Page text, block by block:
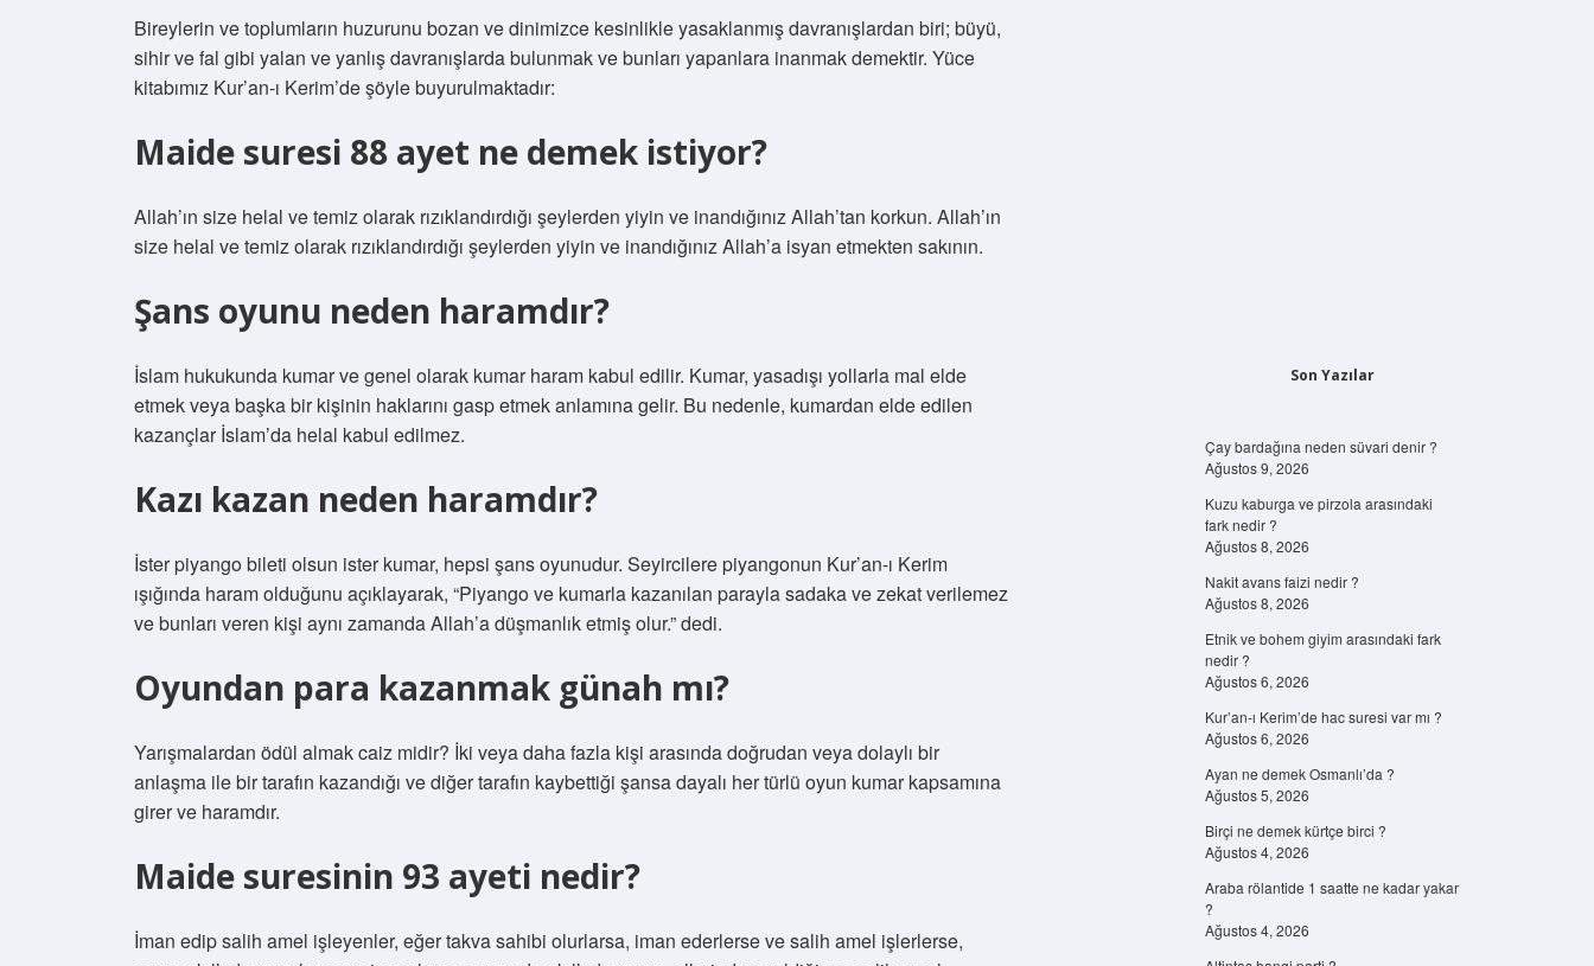
Bireylerin ve toplumların huzurunu bozan ve dinimizce kesinlikle yasaklanmış davranışlardan biri; büyü,
sihir ve fal gibi yalan ve yanlış davranışlarda bulunmak ve bunları yapanlara inanmak demektir. Yüce
kitabımız Kur’an-ı Kerim’de şöyle buyurulmaktadır:
Maide suresi 88 ayet ne demek istiyor?
Allah’ın size helal ve temiz olarak rızıklandırdığı şeylerden yiyin ve inandığınız Allah’tan korkun. Allah’ın
size helal ve temiz olarak rızıklandırdığı şeylerden yiyin ve inandığınız Allah’a isyan etmekten sakının.
Şans oyunu neden haramdır?
İslam hukukunda kumar ve genel olarak kumar haram kabul edilir. Kumar, yasadışı yollarla mal elde
etmek veya başka bir kişinin haklarını gasp etmek anlamına gelir. Bu nedenle, kumardan elde edilen
kazançlar İslam’da helal kabul edilmez.
Kazı kazan neden haramdır?
İster piyango bileti olsun ister kumar, hepsi şans oyunudur. Seyircilere piyangonun Kur’an-ı Kerim
ışığında haram olduğunu açıklayarak, “Piyango ve kumarla kazanılan parayla sadaka ve zekat verilemez
ve bunları veren kişi aynı zamanda Allah’a düşmanlık etmiş olur.” dedi.
Oyundan para kazanmak günah mı?
Yarışmalardan ödül almak caiz midir? İki veya daha fazla kişi arasında doğrudan veya dolaylı bir
anlaşma ile bir tarafın kazandığı ve diğer tarafın kaybettiği şansa dayalı her türlü oyun kumar kapsamına
girer ve haramdır.
Maide suresinin 93 ayeti nedir?
İman edip salih amel işleyenler, eğer takva sahibi olurlarsa, iman ederlerse ve salih amel işlerlerse,
Son Yazılar
Çay bardağına neden süvari denir ?
Ağustos 9, 2026
Kuzu kaburga ve pirzola arasındaki
fark nedir ?
Ağustos 8, 2026
Nakit avans faizi nedir ?
Ağustos 8, 2026
Etnik ve bohem giyim arasındaki fark
nedir ?
Ağustos 6, 2026
Kur’an-ı Kerim’de hac suresi var mı ?
Ağustos 6, 2026
Ayan ne demek Osmanlı’da ?
Ağustos 5, 2026
Birçi ne demek kürtçe birci ?
Ağustos 4, 2026
Araba rölantide 1 saatte ne kadar yakar
?
Ağustos 4, 2026